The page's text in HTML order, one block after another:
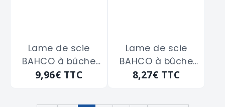
Lame de scie
BAHCO à bûche
américaine 910
9,96€ TTC
Lame de scie
BAHCO à bûche
américaine de
8,27€ TTC